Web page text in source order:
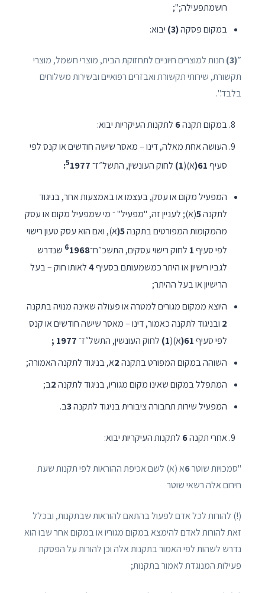
רושמתפעילה;";
במקום פסקה(3) יבוא:
״(3)
חנות למוצרים חיוניים לתחזוקת הבית, מוצרי חשמל, מוצרי
תקשורת, שירותי תקשורת ואבזרים רפואיים ובשירות משלוחים
בלבד.".
במקום תקנה6 לתקנות העיקריות יבוא:
העושה אחת מאלה, דינו – מאסר שישה חודשים או קנס לפי
סעיף61( א)(1) לחוק העונשין, התשל״ז־ 51977:
המפעיל מקום או עסק, בעצמו או באמצעות אחר, בניגוד
לתקנה5(א); לעניין זה, "מפעיל" ־ מי שמפעיל מקום או עסק
מהמקומות המפורטים בתקנה5( א), ואם הוא עסק טעון רישוי
לפי סעיף1 לחוק רישוי עסקים, התשכ״ח־ 61968
שנדרש
לגביו רישיון או היתר כמשמעותם בסעיף4לאותו חוק – בעל
הרישיון או בעל ההיתר;
היוצא ממקום מגורים למטרה או פעולה שאינה מנויה בתקנה
2 ובניגוד לתקנה כאמור, דינו – מאסר שישה חודשים או קנס
לפי סעיף61( א)(1) לחוק העונשין, התשל״ז־1977 ;
השוהה במקום המפורט בתקנה2א, בניגוד לתקנה האמורה;
המתפלל במקום שאינו מקום מגוריו, בניגוד לתקנה2ב;
המפעיל שירות תחבורה ציבורית בניגוד לתקנה3ב.
אחרי תקנה6 לתקנות העיקריות יבוא:
"סמכויות שוטר6א (א) לשם אכיפת ההוראות לפי תקנות שעת
חירום אלה רשאי שוטר­
(!) להורות לכל אדם לפעול בהתאם להוראות שבתקנות, ובכלל
זאת להורות לאדם להימצא במקום מגוריו או במקום אחר שבו הוא
נדרש לשהות לפי האמור בתקנות אלה וכן להורות על הפסקת
פעילות המנוגדת לאמור בתקנות;